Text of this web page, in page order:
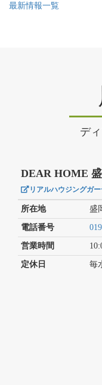
最新情報一覧
デ
DEAR HOME
リアルハウジングガ
所在地 盛
電話番号
営業時間
定休日 毎